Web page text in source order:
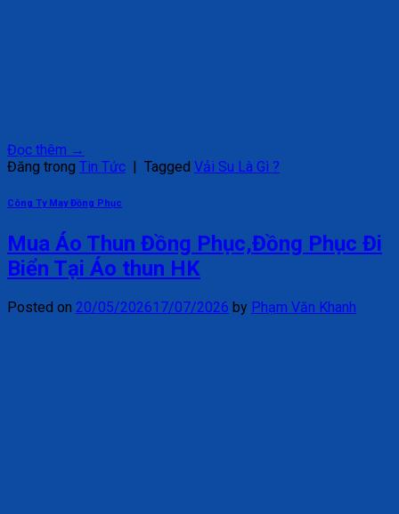
Đọc thêm →
Đăng trong Tin Tức | Tagged Vải Su Là Gì ?
Công Ty May Đồng Phục
Mua Áo Thun Đồng Phục,Đồng Phục Đi
Biển Tại Áo thun HK
Posted on 20/05/202617/07/2026 by Phạm Văn Khanh